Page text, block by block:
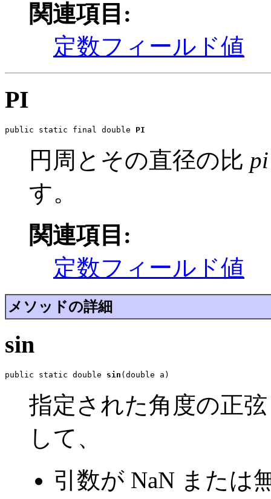
関連項目:
定数フィールド値
PI
public static final double PI
円周とその直径の比 pi
す。
関連項目:
定数フィールド値
メソッドの詳細
sin
public static double sin (double a)
指定された角度の正
して、
引数が NaN または